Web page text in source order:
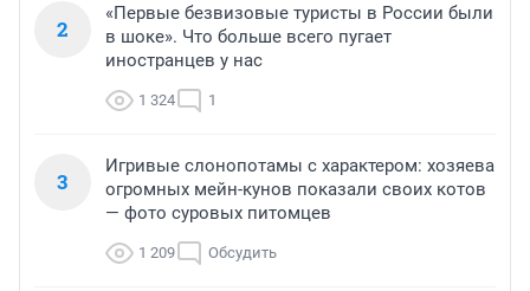
2
«Первые безвизовые туристы в России были
в шоке». Что больше всего пугает
иностранцев у нас
1 324 1
3
Игривые слонопотамы с характером: хозяева
огромных мейн-кунов показали своих котов
— фото суровых питомцев
1 209 Обсудить